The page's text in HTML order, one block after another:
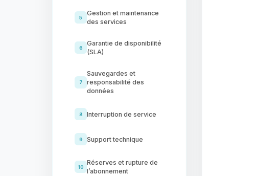
5
Gestion et maintenance
des services
6
Garantie de disponibilité
(SLA)
7
Sauvegardes et
responsabilité des
données
8 Interruption de service
9 Support technique
10
Réserves et rupture de
l’abonnement